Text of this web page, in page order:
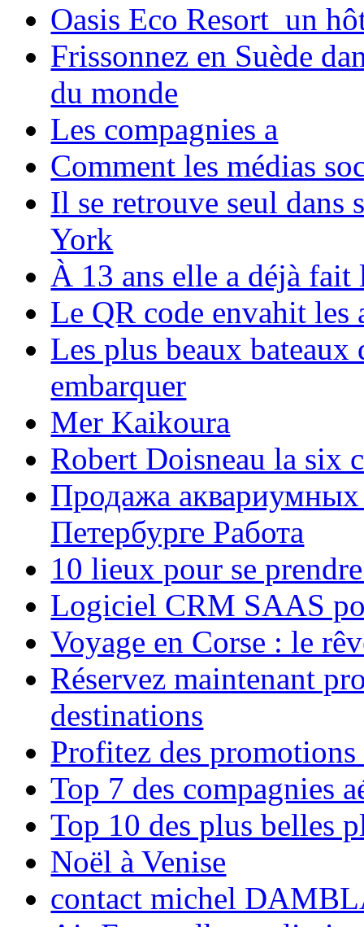
Oasis Eco Resort un
Frissonnez en Suède
du monde
Les compagnies a
Comment les médias
Il se retrouve seul dans
York
À 13 ans elle a déjà
Le QR code envahit les
Les plus beaux bateaux
embarquer
Mer Kaikoura
Robert Doisneau la six
Продажа аквариумных
Петербурге Работа
10 lieux pour se
Logiciel CRM SAAS
Voyage en Corse : le
Réservez maintenant
destinations
Profitez des
Top 7 des compagnies
Top 10 des plus belles
Noël à Venise
contact michel